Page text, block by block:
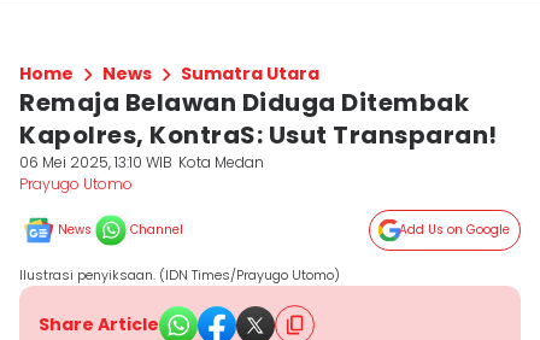
Home News Sumatra Utara
Remaja Belawan Diduga Ditembak
Kapolres, KontraS: Usut Transparan!
06 Mei 2025, 13:10 WIB Kota Medan
Prayugo Utomo
News Channel Add Us on Google
Ilustrasi penyiksaan. (IDN Times/Prayugo Utomo)
Share Article